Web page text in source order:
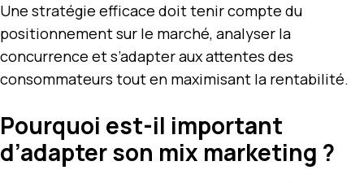
Une stratégie efficace doit tenir compte du
positionnement sur le marché, analyser la
concurrence et s’adapter aux attentes des
consommateurs tout en maximisant la rentabilité.
Pourquoi est-il important
d’adapter son mix marketing ?